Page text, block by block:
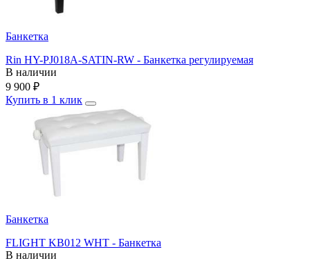
Банкетка
Rin HY-PJ018A-SATIN-RW - Банкетка регулируемая
В наличии
9 900 ₽
Купить в 1 клик
Банкетка
FLIGHT KB012 WHT - Банкетка
В наличии